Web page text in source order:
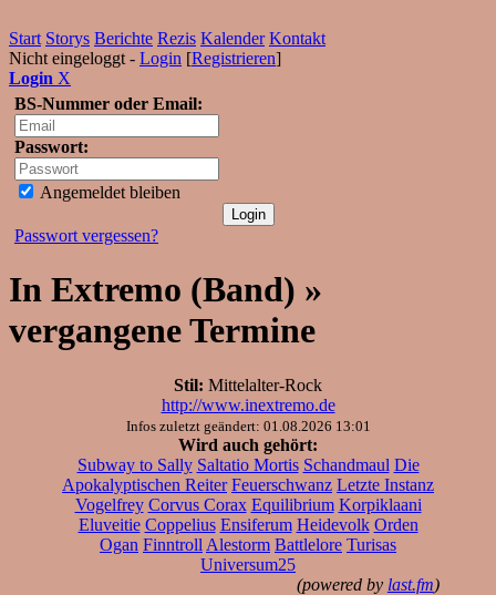
Start Storys Berichte Rezis Kalender Kontakt
Nicht eingeloggt - Login [Registrieren]
Login X
BS-Nummer oder Email:
Passwort:
Angemeldet bleiben
Passwort vergessen?
In Extremo (Band) »
vergangene Termine
Stil: Mittelalter-Rock
http://www.inextremo.de
Infos zuletzt geändert: 01.08.2026 13:01
Wird auch gehört:
Subway to Sally Saltatio Mortis Schandmaul Die
Apokalyptischen Reiter Feuerschwanz Letzte Instanz
Vogelfrey Corvus Corax Equilibrium Korpiklaani
Eluveitie Coppelius Ensiferum Heidevolk Orden
Ogan Finntroll Alestorm Battlelore Turisas
Universum25
(powered by last.fm)